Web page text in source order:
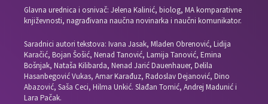
Glavna urednica i osnivač: Jelena Kalinić, biolog, MA komparativne
književnosti, nagrađivana naučna novinarka i naučni komunikator.
Saradnici autori tekstova: Ivana Jasak, Mladen Obrenović, Lidija
Karačić, Bojan Šošić, Nenad Tanović, Lamija Tanović, Emina
Bošnjak, Nataša Kilibarda, Nenad Jarić Dauenhauer, Delila
Hasanbegović Vukas, Amar Karađuz, Radoslav Dejanović, Dino
Abazović, Saša Ceci, Hilma Unkić. Slađan Tomić, Andrej Madunić i
Lara Pačak.